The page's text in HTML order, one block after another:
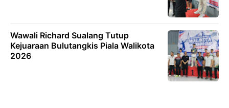
Wawali Richard Sualang Tutup
Kejuaraan Bulutangkis Piala Walikota
2026